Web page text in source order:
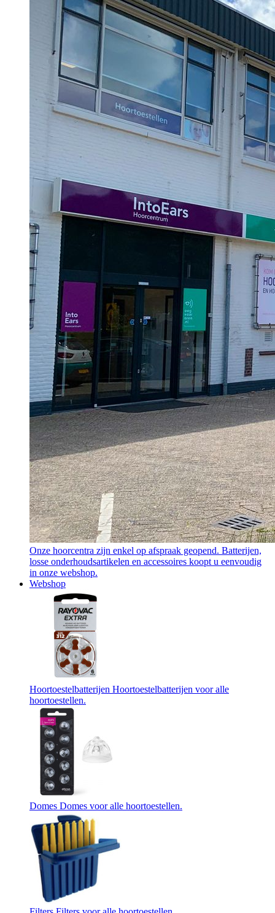
Onze hoorcentra zijn enkel op afspraak geopend. Batterijen,
losse onderhoudsartikelen en accessoires koopt u eenvoudig
in onze webshop.
Webshop
Hoortoestelbatterijen Hoortoestelbatterijen voor alle
hoortoestellen.
Domes Domes voor alle hoortoestellen.